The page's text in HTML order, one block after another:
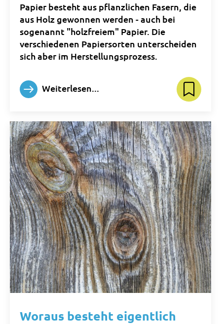
Papier besteht aus pflanzlichen Fasern, die
aus Holz gewonnen werden - auch bei
sogenannt "holzfreiem" Papier. Die
verschiedenen Papiersorten unterscheiden
sich aber im Herstellungsprozess.
Weiterlesen...
Woraus besteht eigentlich